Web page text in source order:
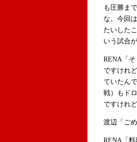
も圧勝ま
な。今回
たいした
いう試合
RENA「
ですけれ
ていたん
戦）もド
ですけれ
渡辺「ご
RENA「